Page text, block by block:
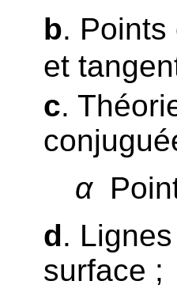
b.
et
c.
α
d.
surface ;